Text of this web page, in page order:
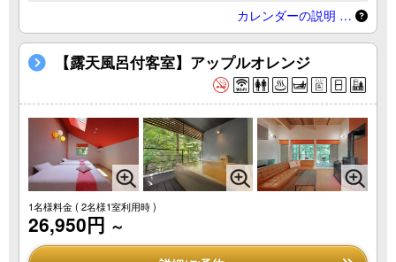
カレンダーの説明 …
【露天風呂付客室】アップルオレンジ
1名様料金( 2名様1室利用時 )
26,950円 ～